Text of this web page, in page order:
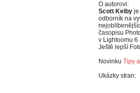
O autorovi:
Scott Kelby je
odborník na
časopisu
v Lightoomu 6
Ještě lepší
Novinku Tipy
Ukázky stran: